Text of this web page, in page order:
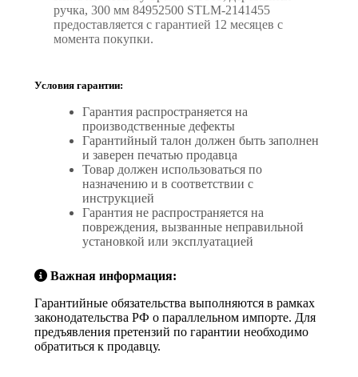
ручка, 300 мм 84952500 STLM-2141455
предоставляется с гарантией 12 месяцев с
момента покупки.
Условия гарантии:
Гарантия распространяется на
производственные дефекты
Гарантийный талон должен быть заполнен
и заверен печатью продавца
Товар должен использоваться по
назначению и в соответствии с
инструкцией
Гарантия не распространяется на
повреждения, вызванные неправильной
установкой или эксплуатацией
Важная информация:
Гарантийные обязательства выполняются в рамках
законодательства РФ о параллельном импорте. Для
предъявления претензий по гарантии необходимо
обратиться к продавцу.